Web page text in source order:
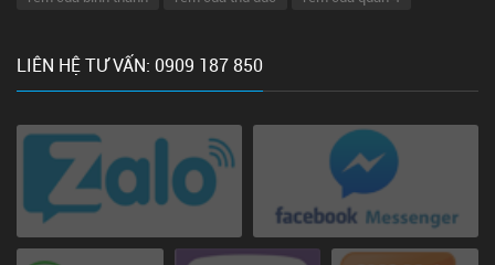
LIÊN HỆ TƯ VẤN: 0909 187 850